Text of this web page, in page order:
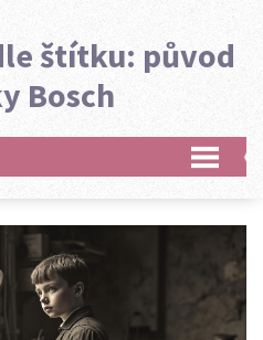
štítku: původ
Bosch